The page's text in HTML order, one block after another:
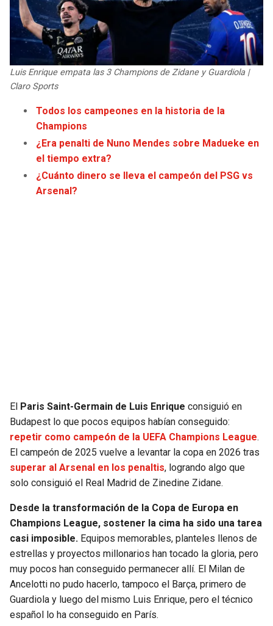
JAGUARS
TITANS
COWBOYS
GIANTS
EAGLES
VIKINGS
FALCONS
PANTHERS
SAINTS
BUCCANEERS
WIZARDS
WARRIORS
CLIPPERS
LAKERS
SUNS
THUNDER
TRAIL BLAZERS
JAZZ
Luis Enrique empata las 3 Champions de Zidane y Guardiola |
Claro Sports
Todos los campeones en la historia de la
Champions
¿Era penalti de Nuno Mendes sobre Madueke en
el tiempo extra?
¿Cuánto dinero se lleva el campeón del PSG vs
Arsenal?
El Paris Saint-Germain de Luis Enrique consiguió en
Budapest lo que pocos equipos habían conseguido:
repetir como campeón de la UEFA Champions League.
El campeón de 2025 vuelve a levantar la copa en 2026 tras
superar al Arsenal en los penaltis, logrando algo que
solo consiguió el Real Madrid de Zinedine Zidane.
Desde la transformación de la Copa de Europa en
Champions League, sostener la cima ha sido una tarea
casi imposible. Equipos memorables, planteles llenos de
estrellas y proyectos millonarios han tocado la gloria, pero
muy pocos han conseguido permanecer allí. El Milan de
Ancelotti no pudo hacerlo, tampoco el Barça, primero de
Guardiola y luego del mismo Luis Enrique, pero el técnico
español lo ha conseguido en París.